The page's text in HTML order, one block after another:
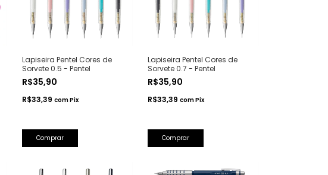
Lapiseira Pentel Cores de
Sorvete 0.5 - Pentel
R$35,90
R$33,39 comPix
Comprar
Lapiseira Pentel Cores de
Sorvete 0.7 - Pentel
R$35,90
R$33,39 comPix
Comprar